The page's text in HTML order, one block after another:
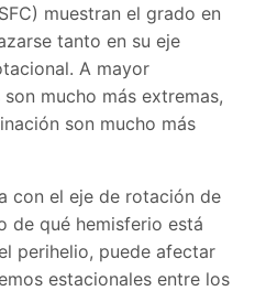
muestran el grado en
tanto en su eje
A mayor
mucho más extremas,
son mucho más
con el eje de rotación de
de qué hemisferio está
perihelio, puede afectar
estacionales entre los